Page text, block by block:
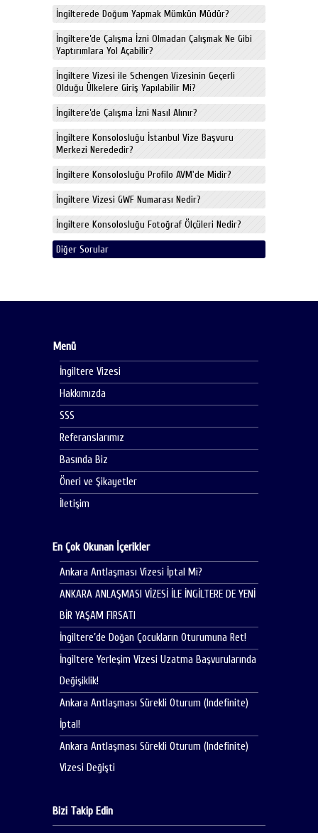
İngilterede Doğum Yapmak Mümkün Müdür?
İngiltere’de Çalışma İzni Olmadan Çalışmak Ne Gibi
Yaptırımlara Yol Açabilir?
İngiltere Vizesi ile Schengen Vizesinin Geçerli
Olduğu Ülkelere Giriş Yapılabilir Mi?
İngiltere’de Çalışma İzni Nasıl Alınır?
İngiltere Konsolosluğu İstanbul Vize Başvuru
Merkezi Nerededir?
İngiltere Konsolosluğu Profilo AVM'de Midir?
İngiltere Vizesi GWF Numarası Nedir?
İngiltere Konsolosluğu Fotoğraf Ölçüleri Nedir?
Diğer Sorular
Menü
İngiltere Vizesi
Hakkımızda
SSS
Referanslarımız
Basında Biz
Öneri ve Şikayetler
İletişim
En Çok Okunan İçerikler
Ankara Antlaşması Vizesi İptal Mi?
ANKARA ANLAŞMASI VİZESİ İLE İNGİLTERE DE YENİ
BİR YAŞAM FIRSATI
İngiltere’de Doğan Çocukların Oturumuna Ret!
İngiltere Yerleşim Vizesi Uzatma Başvurularında
Değişiklik!
Ankara Antlaşması Sürekli Oturum (Indefinite)
İptal!
Ankara Antlaşması Sürekli Oturum (Indefinite)
Vizesi Değişti
Bizi Takip Edin